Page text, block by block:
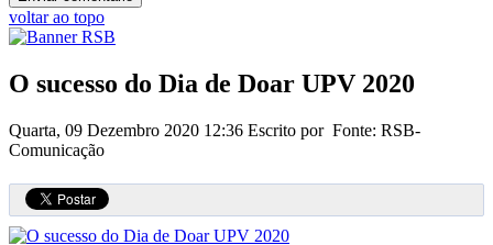
voltar ao topo
O sucesso do Dia de Doar UPV 2020
Quarta, 09 Dezembro 2020 12:36 Escrito por Fonte: RSB-
Comunicação